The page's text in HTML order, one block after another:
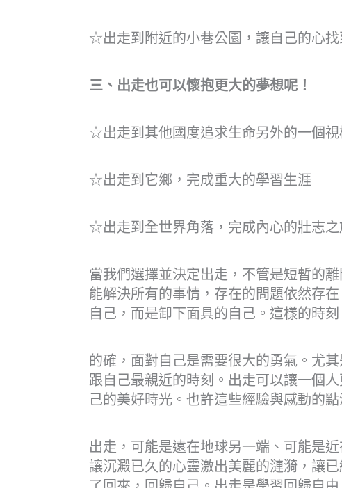
☆出走到附近的小巷公園，讓自己的心找
三、出走也可以懷抱更大的夢想呢！
☆出走到其他國度追求生命另外的一個
☆出走到它鄉，完成重大的學習生涯
☆出走到全世界角落，完成內心的壯志之
當我們選擇並決定出走，不管是短暫的
能解決所有的事情，存在的問題依然存
自己，而是卸下面具的自己。這樣的時
的確，面對自己是需要很大的勇氣。尤
跟自己最親近的時刻。出走可以讓一個
己的美好時光。也許這些經驗與感動的
出走，可能是遠在地球另一端、可能是
讓沉澱已久的心靈激出美麗的漣漪，讓